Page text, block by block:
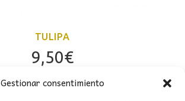
Gestionar consentimiento
TULIPA
9,50€